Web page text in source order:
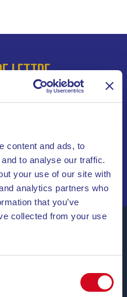
content and ads, to
to analyse our traffic.
your use of our site with
analytics partners who
that you’ve
collected from your use
LETTRE
SPÉCIALES, DES
CONSEILS DE VOYAGE
l’année
des tarifs